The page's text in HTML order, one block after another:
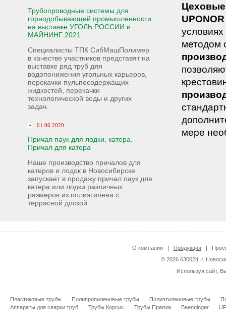
Трубопроводные системы для
горнодобывающей промышленности
на выставке УГОЛЬ РОССИИ и
МАЙНИНГ 2021
Специалисты ТПК СибМашПолимер
в качестве участников представят на
выставке ряд труб для
водопонижения угольных карьеров,
перекачки пульпосодержащих
жидкостей, перекачки
технологической воды и других
задач.
01.06.2020
Причал паук для лодки, катера.
Причал для катера
Наше производство причалов для
катеров и лодок в Новосибирске
запускает в продажу причал паук для
катера или лодки различных
размеров из полиэтилена с
террасной доской.
методом
мере
О компании | Продукция |
© 2026 630024, г.
Используя сайт,
Пластиковые трубы Полипропиленовые трубы Полиэтиленовые трубы
Аппараты для сварки труб
Трубы Корсис Трубы Прагма Baenninger